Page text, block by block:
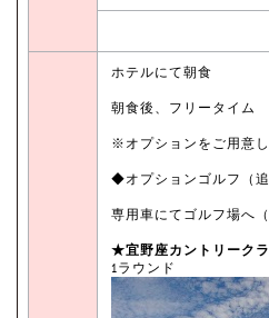
ホテルにて朝食
朝食後、フリータイム
※オプションをご用意
◆オプションゴルフ（
専用車にてゴルフ場へ（
★宜野座カントリークラ
1ラウンド